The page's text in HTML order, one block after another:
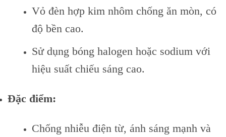
Vỏ đèn hợp kim nhôm chống ăn mòn, có
độ bền cao.
Sử dụng bóng halogen hoặc sodium với
hiệu suất chiếu sáng cao.
Đặc điểm:
Chống nhiễu điện từ, ánh sáng mạnh và